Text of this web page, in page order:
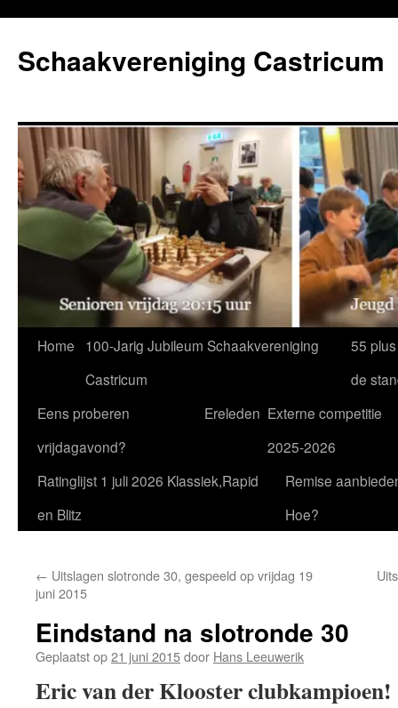
de
inhoud
Schaakvereniging Castricum
Home
100-Jarig Jubileum Schaakvereniging
Castricum
55
de
Eens proberen
vrijdagavond?
Ereleden Externe competitie
2025-2026
Ratinglijst 1 juli 2026 Klassiek,Rapid
en Blitz
Remise
Hoe?
← Uitslagen slotronde 30, gespeeld op vrijdag 19
juni 2015
Eindstand na slotronde 30
Geplaatst op21 juni 2015door Hans Leeuwerik
Eric van der Klooster clubkampioen!